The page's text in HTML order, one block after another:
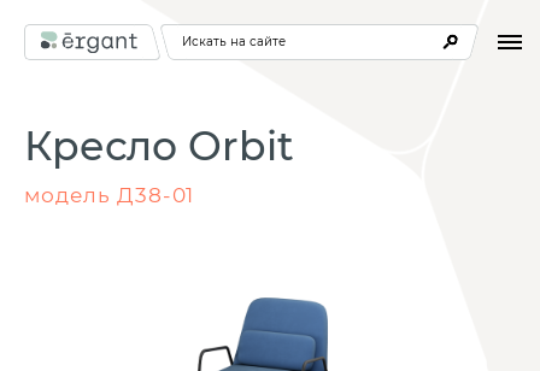
Искать на сайте
Кресло Orbit
модель Д38-01